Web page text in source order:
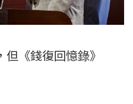
《錢復回憶錄》